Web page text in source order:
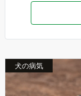
犬の病気